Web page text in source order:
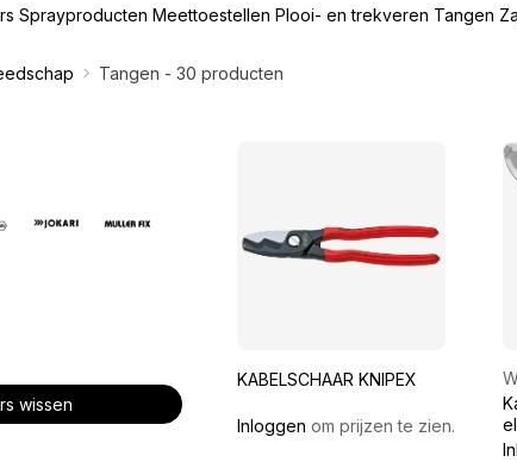
Sprayproducten Meettoestellen Plooi- en trekveren Tangen
Tangen - 30 producten
wissen
KABELSCHAAR KNIPEX
Inloggen om prijzen te zien.